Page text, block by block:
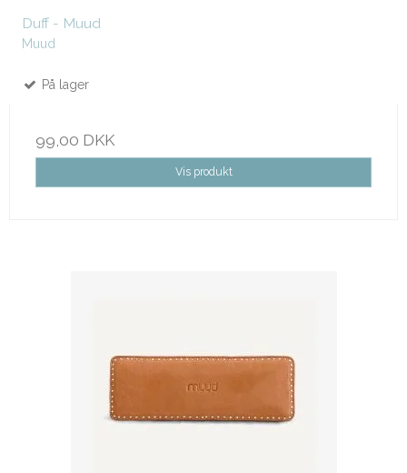
Duff - Muud
Muud
På lager
99,00 DKK
Vis produkt